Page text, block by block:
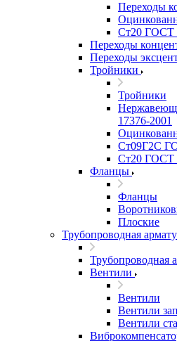
Переходы
Ст20 ГОСТ
Переходы
Переходы
Тройники
Тройники
17376-2001
Ст09Г2С
Ст20 ГОСТ
Фланцы
Фланцы
Плоские
Трубопроводная
Трубопроводная
Вентили
Вентили
Вентили
Вентили